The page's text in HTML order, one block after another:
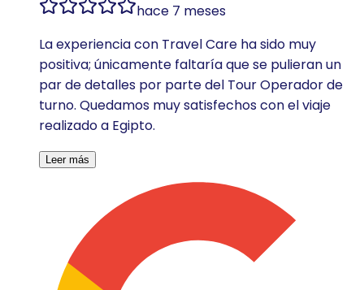
hace 7 meses
La experiencia con Travel Care ha sido muy
positiva; únicamente faltaría que se pulieran un
par de detalles por parte del Tour Operador de
turno. Quedamos muy satisfechos con el viaje
realizado a Egipto.
Leer más